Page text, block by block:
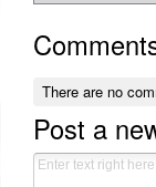
There are no
Post a